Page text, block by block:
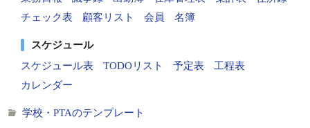
チェック表
顧客リスト 会員 名簿
スケジュール
スケジュール表
TODOリスト 予定表
工程表
カレンダー
学校・PTAのテンプレート